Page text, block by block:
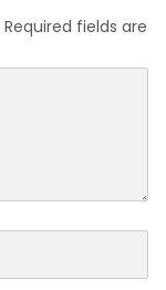
Required fields are